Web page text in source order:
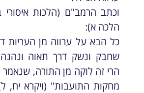
וכתב הרמב"ם (הלכות
הלכה א):
כל הבא על ערווה מן העריות
שחבק ונשק דרך תאוה
הרי זה לוקה מן התורה,
מחקות התועבות" (ויקרא יח,